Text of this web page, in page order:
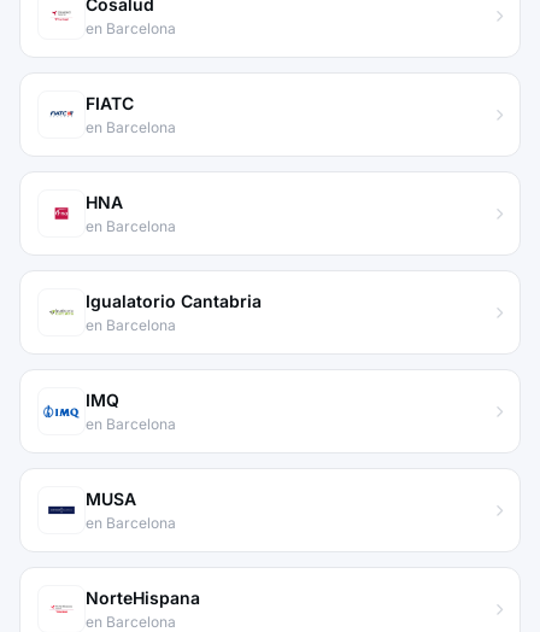
Cosalud
en Barcelona
FIATC
en Barcelona
HNA
en Barcelona
Igualatorio Cantabria
en Barcelona
IMQ
en Barcelona
MUSA
en Barcelona
NorteHispana
en Barcelona